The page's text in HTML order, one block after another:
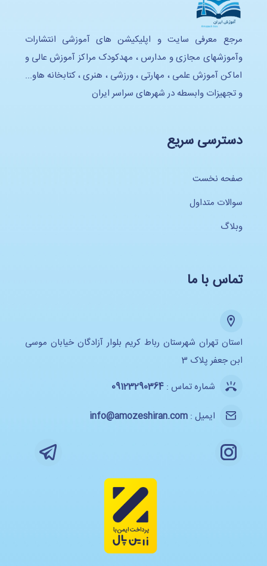
مرجع معرفی سایت و اپلیکیشن های آموزشی انتشارات
وآموزشهای مجازی و مدارس ، مهدکودک مراکز آموزش عالی و
اماکن آموزش علمی ، مهارتی ، ورزشی ، هنری ، کتابخانه هاو...
و تجهیزات وابسطه در شهرهای سراسر ایران
دسترسی سریع
صفحه نخست
سوالات متداول
وبلاگ
تماس با ما
استان تهران شهرستان رباط کریم بلوار آزادگان خیابان موسی
ابن جعفر پلاک 3
شماره تماس :09123290364
ایمیل :info@amozeshiran.com